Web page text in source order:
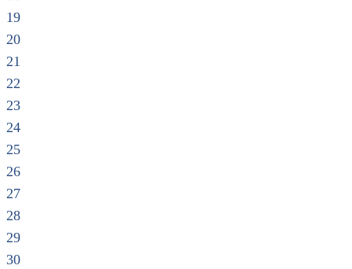
19
20
21
22
23
24
25
26
27
28
29
30